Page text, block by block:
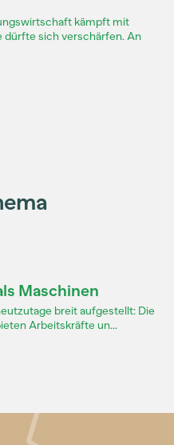
kämpft mit
dürfte sich verschärfen. An
Maschinen
breit aufgestellt: Die
Arbeitskräfte un...